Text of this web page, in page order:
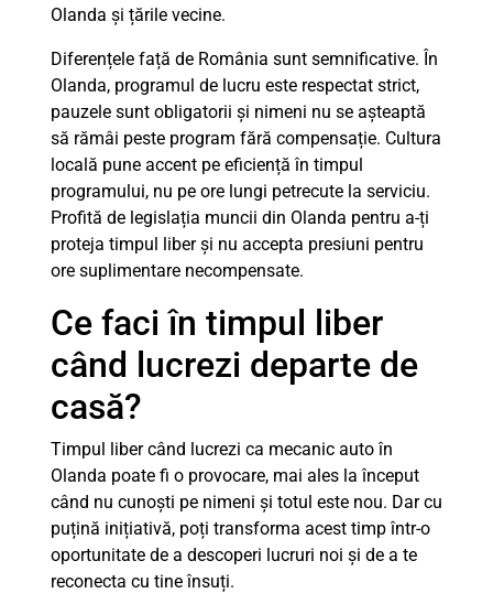
Olanda și țările vecine.
Diferențele față de România sunt semnificative. În
Olanda, programul de lucru este respectat strict,
pauzele sunt obligatorii și nimeni nu se așteaptă
să rămâi peste program fără compensație. Cultura
locală pune accent pe eficiență în timpul
programului, nu pe ore lungi petrecute la serviciu.
Profită de legislația muncii din Olanda pentru a-ți
proteja timpul liber și nu accepta presiuni pentru
ore suplimentare necompensate.
Ce faci în timpul liber
când lucrezi departe de
casă?
Timpul liber când lucrezi ca mecanic auto în
Olanda poate fi o provocare, mai ales la început
când nu cunoști pe nimeni și totul este nou. Dar cu
puțină inițiativă, poți transforma acest timp într-o
oportunitate de a descoperi lucruri noi și de a te
reconecta cu tine însuți.